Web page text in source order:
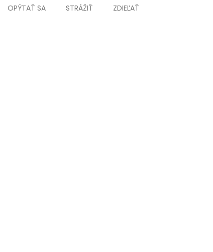
OPÝTAŤ SA STRÁŽIŤ ZDIEĽAŤ